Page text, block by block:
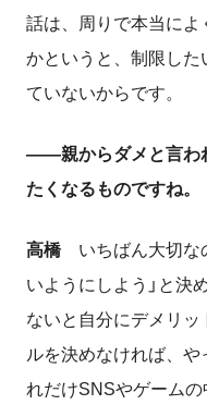
話は、周りで本当によ
かというと、制限した
ていないからです。
――親からダメと言わ
たくなるものですね。
高橋いちばん大切な
いようにしよう」と決
ないと自分にデメリッ
ルを決めなければ、
れだけSNSやゲームの